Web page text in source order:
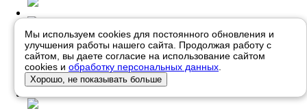
Мы используем cookies для постоянного обновления и
улучшения работы нашего сайта. Продолжая работу с
сайтом, вы даете согласие на использование сайтом
cookies и обработку персональных данных
Хорошо, не показывать больше